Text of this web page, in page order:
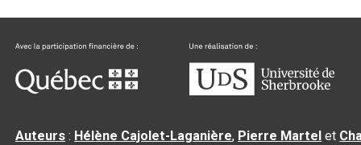
Auteurs : Hélène Cajolet-Laganière, Pierre Martel et